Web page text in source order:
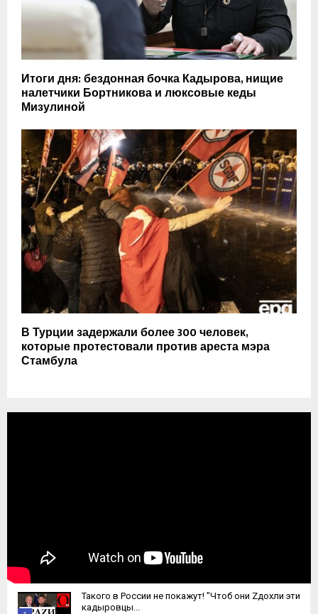
Итоги дня: бездонная бочка Кадырова, нищие
налетчики Бортникова и люксовые кеды
Мизулиной
В Турции задержали более 300 человек,
которые протестовали против ареста мэра
Стамбула
Такого в России не покажут! "Чтоб они Zдохли эти
кадыровцы...